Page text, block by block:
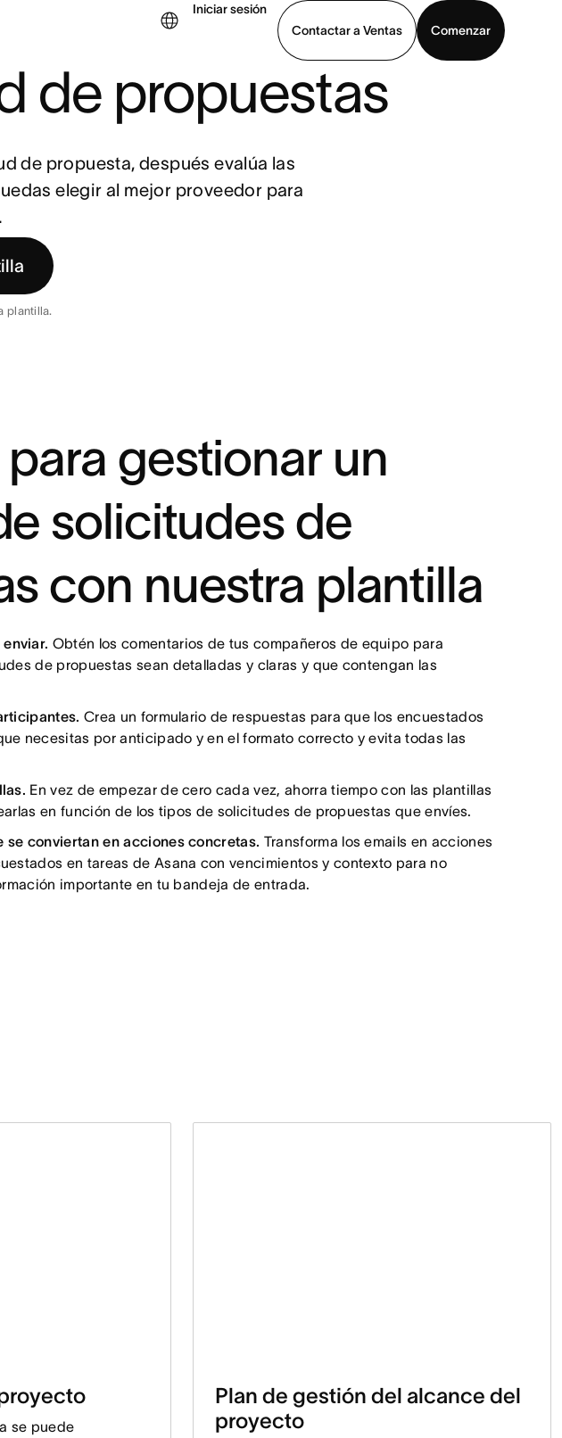
Iniciar sesión
Contactar a Ventas
Comenzar
Contactar a Ventas Ver demo Descargar la aplicación
de propuestas
de propuesta, después evalúa las
elegir al mejor proveedor para
plantilla.
gestionar un
solicitudes de
con nuestra plantilla
Obtén los comentarios de tus compañeros de equipo para
de propuestas sean detalladas y claras y que contengan las
Crea un formulario de respuestas para que los encuestados
necesitas por anticipado y en el formato correcto y evita todas las
En vez de empezar de cero cada vez, ahorra tiempo con las plantillas
en función de los tipos de solicitudes de propuestas que envíes.
se conviertan en acciones concretas. Transforma los emails en acciones
en tareas de Asana con vencimientos y contexto para no
importante en tu bandeja de entrada.
se puede
Plan de gestión del alcance del
proyecto